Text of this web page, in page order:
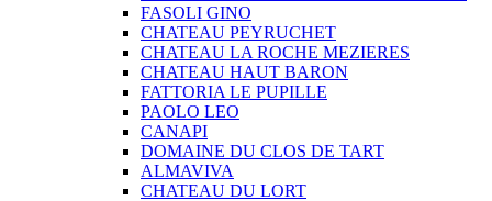
FASOLI GINO
CHATEAU PEYRUCHET
CHATEAU LA ROCHE MEZIERES
CHATEAU HAUT BARON
FATTORIA LE PUPILLE
PAOLO LEO
CANAPI
DOMAINE DU CLOS DE TART
ALMAVIVA
CHATEAU DU LORT